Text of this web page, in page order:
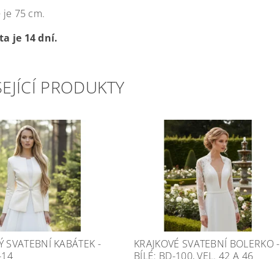
je 75 cm.
je 14 dní.
PRODUKTY
SVATEBNÍ KABÁTEK -
14
KRAJKOVÉ SVATEBNÍ BOLERKO -
BÍLÉ: BD-100, VEL. 42 A 46